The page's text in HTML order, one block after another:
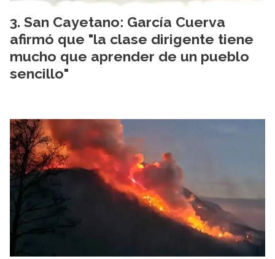
San Cayetano: García Cuerva
afirmó que "la clase dirigente tiene
mucho que aprender de un pueblo
sencillo"